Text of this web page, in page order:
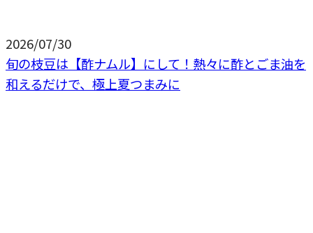
2026/07/30
旬の枝豆は【酢ナムル】にして！熱々に酢とごま油を
和えるだけで、極上夏つまみに